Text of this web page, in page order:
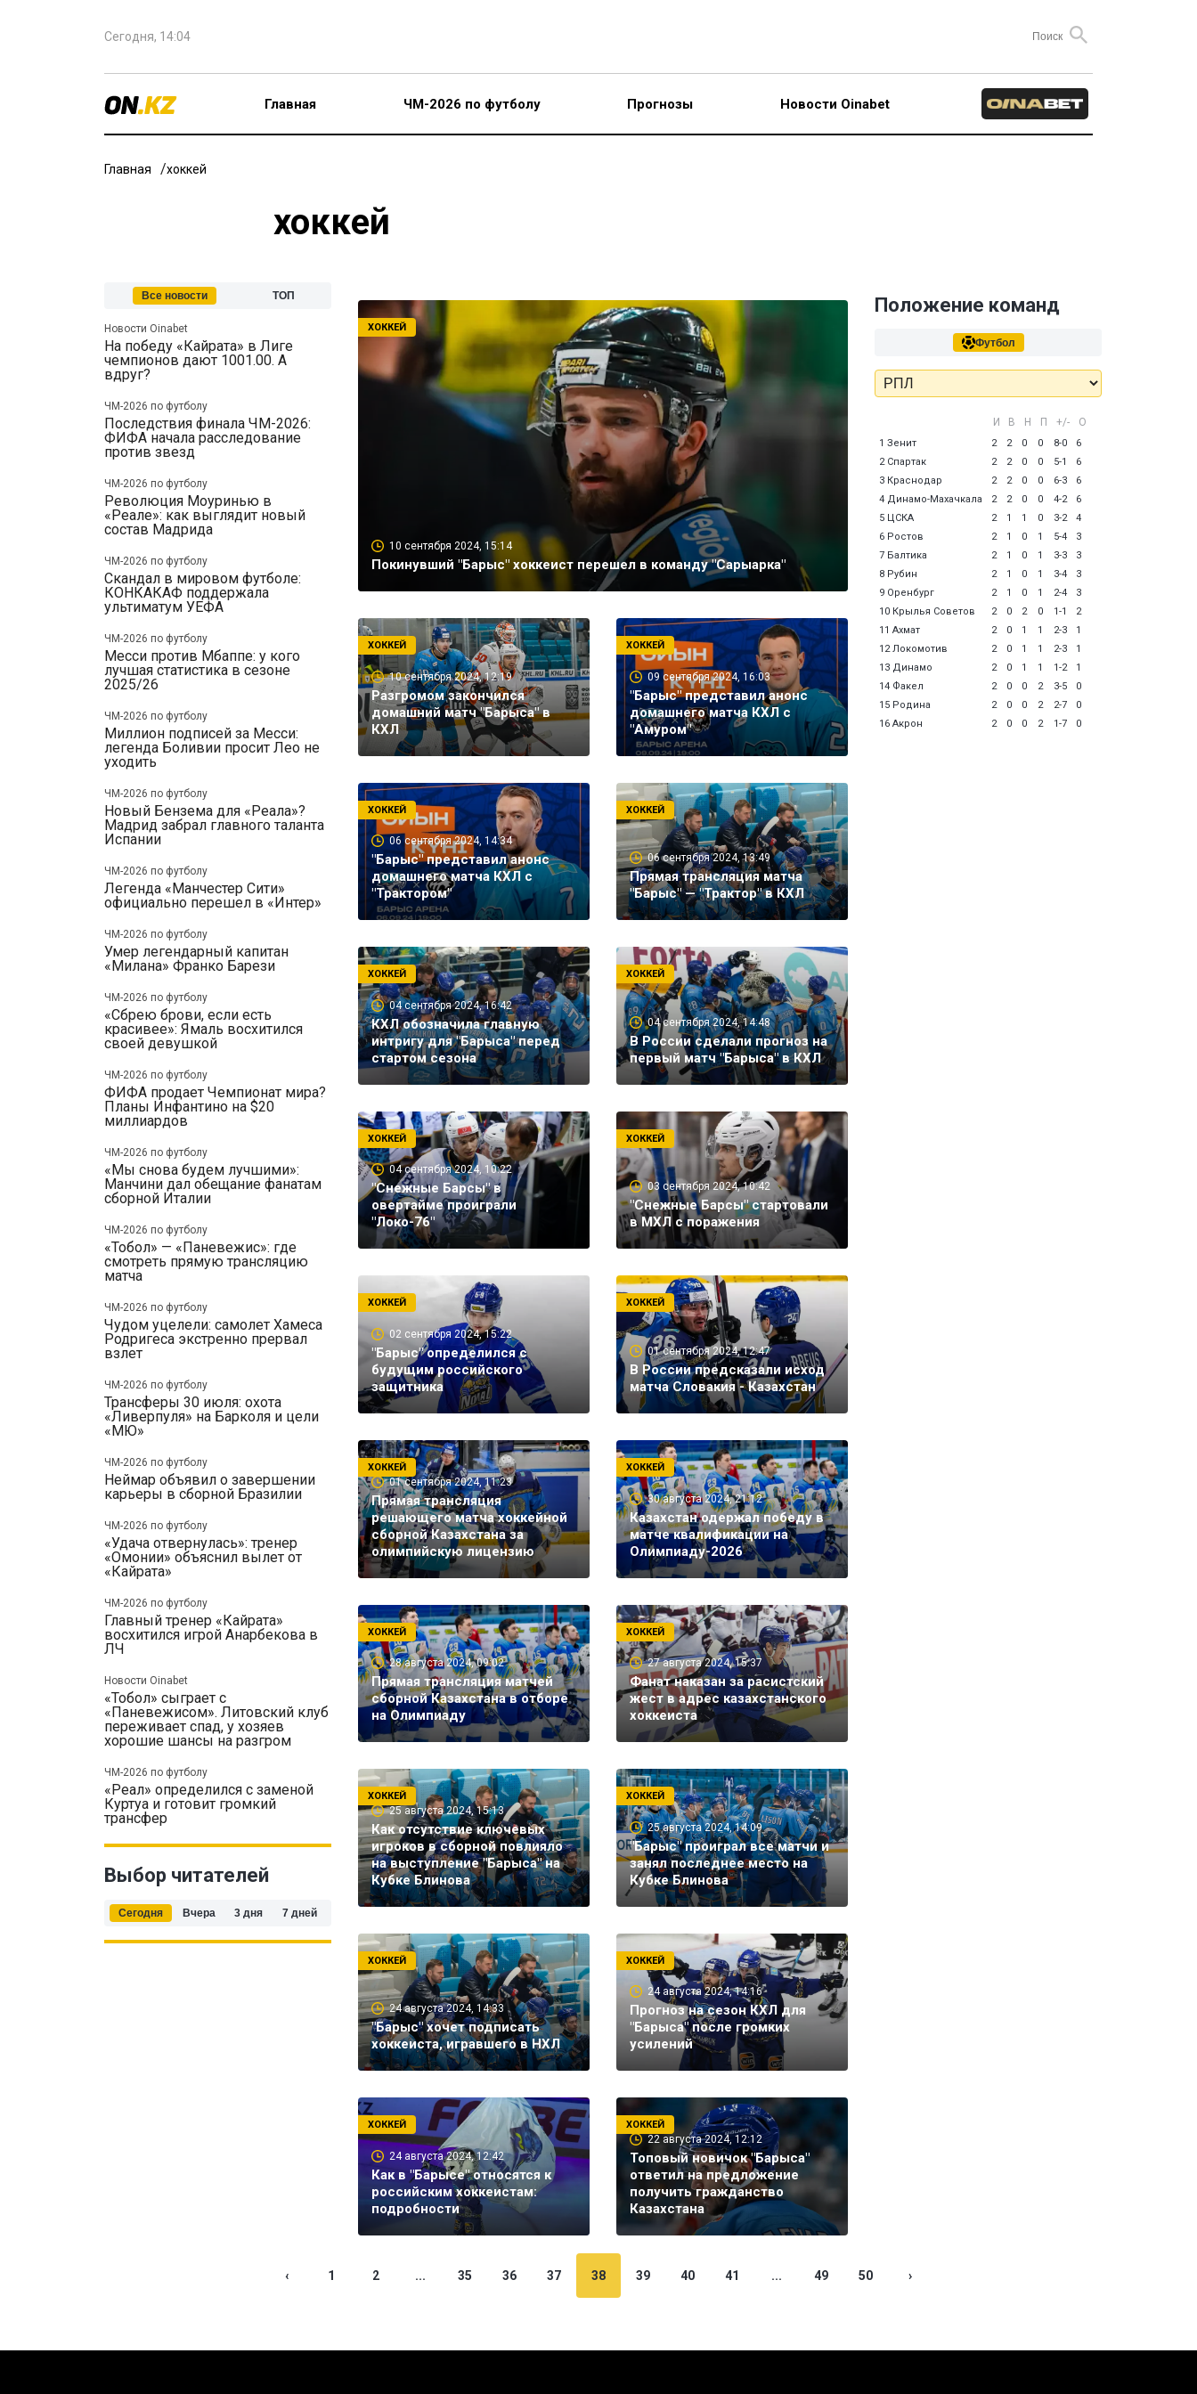
Сегодня, 14:04
Главная ЧМ-2026 по футболу Прогнозы Новости Oinabet
Главная хоккей
хоккей
Все новости ТОП
Новости Oinabet
На победу «Кайрата» в Лиге
чемпионов дают 1001.00. А
вдруг?
ЧМ-2026 по футболу
Последствия финала ЧМ-2026:
ФИФА начала расследование
против звезд
ЧМ-2026 по футболу
Революция Моуринью в
«Реале»: как выглядит новый
состав Мадрида
ЧМ-2026 по футболу
Скандал в мировом футболе:
КОНКАКАФ поддержала
ультиматум УЕФА
ЧМ-2026 по футболу
Месси против Мбаппе: у кого
лучшая статистика в сезоне
2025/26
ЧМ-2026 по футболу
Миллион подписей за Месси:
легенда Боливии просит Лео не
уходить
ЧМ-2026 по футболу
Новый Бензема для «Реала»?
Мадрид забрал главного таланта
Испании
ЧМ-2026 по футболу
Легенда «Манчестер Сити»
официально перешел в «Интер»
ЧМ-2026 по футболу
Умер легендарный капитан
«Милана» Франко Барези
ЧМ-2026 по футболу
«Сбрею брови, если есть
красивее»: Ямаль восхитился
своей девушкой
ЧМ-2026 по футболу
ФИФА продает Чемпионат мира?
Планы Инфантино на $20
миллиардов
ЧМ-2026 по футболу
«Мы снова будем лучшими»:
Манчини дал обещание фанатам
сборной Италии
ЧМ-2026 по футболу
«Тобол» — «Паневежис»: где
смотреть прямую трансляцию
матча
ЧМ-2026 по футболу
Чудом уцелели: самолет Хамеса
Родригеса экстренно прервал
взлет
ЧМ-2026 по футболу
Трансферы 30 июля: охота
«Ливерпуля» на Барколя и цели
«МЮ»
ЧМ-2026 по футболу
Неймар объявил о завершении
карьеры в сборной Бразилии
ЧМ-2026 по футболу
«Удача отвернулась»: тренер
«Омонии» объяснил вылет от
«Кайрата»
ЧМ-2026 по футболу
Главный тренер «Кайрата»
восхитился игрой Анарбекова в
ЛЧ
Новости Oinabet
«Тобол» сыграет с
«Паневежисом». Литовский клуб
переживает спад, у хозяев
хорошие шансы на разгром
ЧМ-2026 по футболу
«Реал» определился с заменой
Куртуа и готовит громкий
трансфер
Выбор читателей
Сегодня Вчера 3 дня 7 дней
10 сентября 2024, 15:14
Покинувший "Барыс" хоккеист перешел в команду "Сарыарка"
ХОККЕЙ
10 сентября 2024, 12:19
Разгромом закончился
домашний матч "Барыса" в
КХЛ
ХОККЕЙ
09 сентября 2024, 16:03
"Барыс" представил анонс
домашнего матча КХЛ с
"Амуром"
ХОККЕЙ
06 сентября 2024, 14:34
"Барыс" представил анонс
домашнего матча КХЛ с
"Трактором"
ХОККЕЙ
06 сентября 2024, 13:49
Прямая трансляция матча
"Барыс" — "Трактор" в КХЛ
ХОККЕЙ
04 сентября 2024, 16:42
КХЛ обозначила главную
интригу для "Барыса" перед
стартом сезона
ХОККЕЙ
04 сентября 2024, 14:48
В России сделали прогноз на
первый матч "Барыса" в КХЛ
ХОККЕЙ
04 сентября 2024, 10:22
"Снежные Барсы" в
овертайме проиграли
"Локо-76"
ХОККЕЙ
03 сентября 2024, 10:42
"Снежные Барсы" стартовали
в МХЛ с поражения
ХОККЕЙ
02 сентября 2024, 15:22
"Барыс" определился с
будущим российского
защитника
ХОККЕЙ
01 сентября 2024, 12:47
В России предсказали исход
матча Словакия - Казахстан
ХОККЕЙ
01 сентября 2024, 11:23
Прямая трансляция
решающего матча хоккейной
сборной Казахстана за
олимпийскую лицензию
ХОККЕЙ
30 августа 2024, 21:12
Казахстан одержал победу в
матче квалификации на
Олимпиаду-2026
ХОККЕЙ
28 августа 2024, 09:02
Прямая трансляция матчей
сборной Казахстана в отборе
на Олимпиаду
ХОККЕЙ
27 августа 2024, 15:37
Фанат наказан за расистский
жест в адрес казахстанского
хоккеиста
ХОККЕЙ
25 августа 2024, 15:13
Как отсутствие ключевых
игроков в сборной повлияло
на выступление "Барыса" на
Кубке Блинова
ХОККЕЙ
25 августа 2024, 14:09
"Барыс" проиграл все матчи и
занял последнее место на
Кубке Блинова
ХОККЕЙ
24 августа 2024, 14:33
"Барыс" хочет подписать
хоккеиста, игравшего в НХЛ
ХОККЕЙ
24 августа 2024, 14:16
Прогноз на сезон КХЛ для
"Барыса" после громких
усилений
ХОККЕЙ
24 августа 2024, 12:42
Как в "Барысе" относятся к
российским хоккеистам:
подробности
ХОККЕЙ
22 августа 2024, 12:12
Топовый новичок "Барыса"
ответил на предложение
получить гражданство
Казахстана
ХОККЕЙ
Положение команд
Футбол
И В Н П +/- О
1 Зенит 2 2 0 0 8-0
6
2 Спартак
2 2 0 0 5-1
6
3 Краснодар
2 2 0 0 6-3
6
4 Динамо-Махачкала
2 2 0 0 4-2
6
5 ЦСКА
2 1 1 0 3-2
4
6 Ростов
2 1 0 1 5-4
3
7 Балтика
2 1 0 1 3-3
3
8 Рубин
2 1 0 1 3-4
3
9 Оренбург
2 1 0 1 2-4
3
10 Крылья Советов
2 0 2 0 1-1
2
11 Ахмат
2 0 1 1 2-3
1
12 Локомотив
2 0 1 1 2-3
1
13 Динамо
2 0 1 1 1-2
1
14 Факел
2 0 0 2 3-5
0
15 Родина
2 0 0 2 2-7
0
16 Акрон
2 0 0 2 1-7 0
‹ 1 2 ... 35 36 37 38 39 40 41 ... 49 50 ›